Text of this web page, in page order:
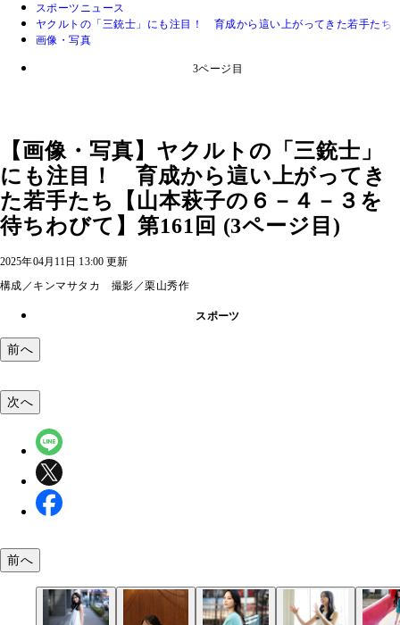
スポーツニュース
ヤクルトの「三銃士」にも注目！ 育成から這い上がってきた若手たち
画像・写真
3ページ目
【画像・写真】ヤクルトの「三銃士」
にも注目！ 育成から這い上がってき
た若手たち【山本萩子の６－４－３を
待ちわびて】第161回 (3ページ目)
2025年04月11日 13:00 更新
構成／キンマサタカ 撮影／栗山秀作
スポーツ
前へ
次へ
前へ